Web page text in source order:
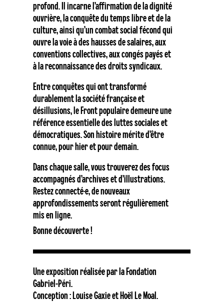
profond. Il incarne l’affirmation de la dignité
ouvrière, la conquête du temps libre et de la
culture, ainsi qu’un combat social fécond qui
ouvre la voie à des hausses de salaires, aux
conventions collectives, aux congés payés et
à la reconnaissance des droits syndicaux.
Entre conquêtes qui ont transformé
durablement la société française et
désillusions, le Front populaire demeure une
référence essentielle des luttes sociales et
démocratiques. Son histoire mérite d’être
connue, pour hier et pour demain.
Dans chaque salle, vous trouverez des focus
accompagnés d’archives et d’illustrations.
Restez connecté·e, de nouveaux
approfondissements seront régulièrement
mis en ligne.
Bonne découverte !
Une exposition réalisée par la Fondation
Gabriel-Péri.
Conception : Louise Gaxie et Hoël Le Moal.